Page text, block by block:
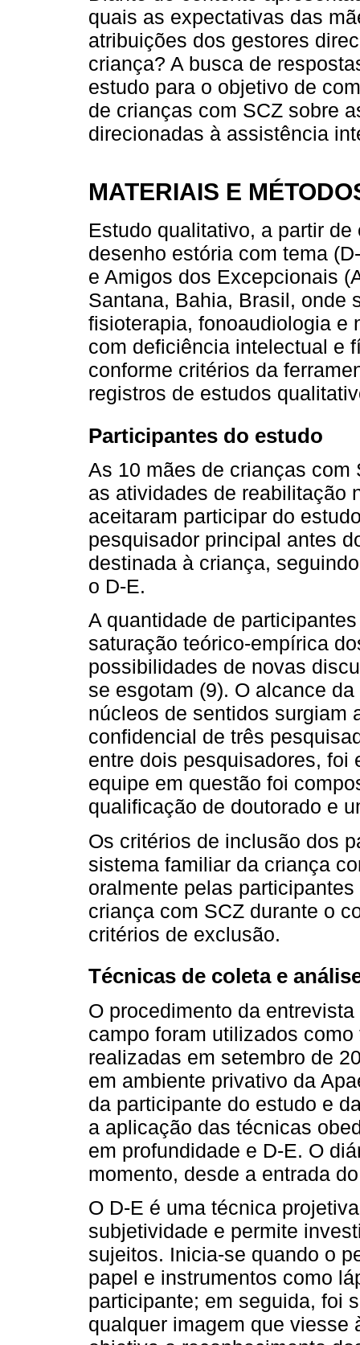
quais as expectativas das
atribuições dos gestores
criança? A busca de
estudo para o objetivo de
de crianças com SCZ sobre
direcionadas à assistência
MATERIAIS E
Estudo qualitativo, a partir
desenho estória com tema
e Amigos dos Excepcionais
Santana, Bahia, Brasil, onde
fisioterapia, fonoaudiologia e
com deficiência intelectual e
conforme critérios da
registros de estudos
Participantes do estudo
As 10 mães de crianças
as atividades de reabilitação
aceitaram participar do
pesquisador principal antes
destinada à criança,
o D-E.
A quantidade de
saturação teórico-empírica
possibilidades de novas
se esgotam (9). O alcance
núcleos de sentidos surgiam
confidencial de três
entre dois pesquisadores, foi
equipe em questão foi
qualificação de doutorado e
Os critérios de inclusão dos
sistema familiar da criança
oralmente pelas
criança com SCZ durante o
critérios de exclusão.
Técnicas de coleta e
O procedimento da
campo foram utilizados
realizadas em setembro de
em ambiente privativo da
da participante do estudo e
a aplicação das técnicas
em profundidade e D-E. O
momento, desde a entrada
O D-E é uma técnica
subjetividade e permite
sujeitos. Inicia-se quando o
papel e instrumentos como
participante; em seguida, foi
qualquer imagem que viesse